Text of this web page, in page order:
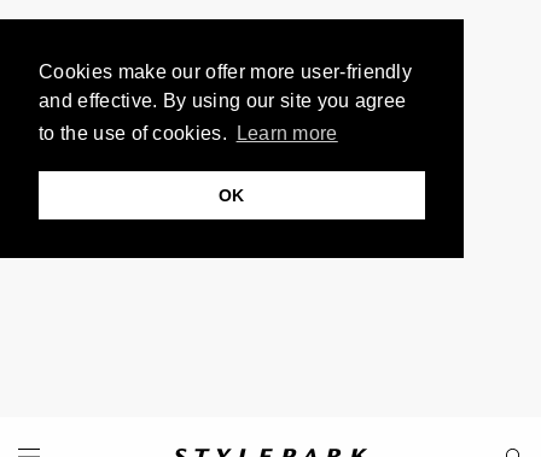
Cookies make our offer more user-friendly
and effective. By using our site you agree
to the use of cookies.
Learn more
OK